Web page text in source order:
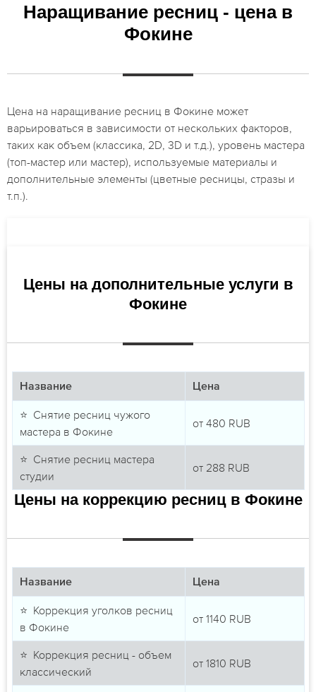
Наращивание ресниц - цена в
Фокине
Цена на наращивание ресниц в Фокине может
варьироваться в зависимости от нескольких факторов,
таких как объем (классика, 2D, 3D и т.д.), уровень мастера
(топ-мастер или мастер), используемые материалы и
дополнительные элементы (цветные ресницы, стразы и
т.п.).
Цены на дополнительные услуги в
Фокине
Название Цена
⭐ Снятие ресниц чужого
мастера в Фокине
от 480 RUB
⭐ Снятие ресниц мастера
студии
от 288 RUB
Цены на коррекцию ресниц в Фокине
Название Цена
⭐ Коррекция уголков ресниц
в Фокине
от 1140 RUB
⭐ Коррекция ресниц - объем
классический
от 1810 RUB